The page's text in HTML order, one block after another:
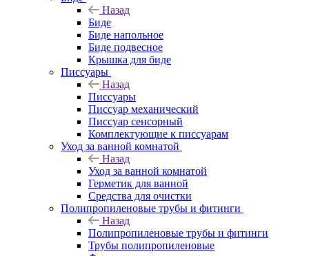
Назад
Биде
Биде напольное
Биде подвесное
Крышка для биде
Писсуары
Назад
Писсуары
Писсуар механический
Писсуар сенсорный
Комплектующие к писсуарам
Уход за ванной комнатой
Назад
Уход за ванной комнатой
Герметик для ванной
Средства для очистки
Полипропиленовые трубы и фитинги
Назад
Полипропиленовые трубы и фитинги
Трубы полипропиленовые